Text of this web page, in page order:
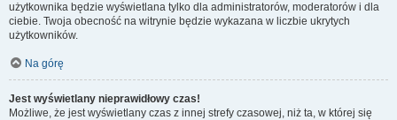
użytkownika będzie wyświetlana tylko dla administratorów, moderatorów i dla
ciebie. Twoja obecność na witrynie będzie wykazana w liczbie ukrytych
użytkowników.
Na górę
Jest wyświetlany nieprawidłowy czas!
Możliwe, że jest wyświetlany czas z innej strefy czasowej, niż ta, w której się